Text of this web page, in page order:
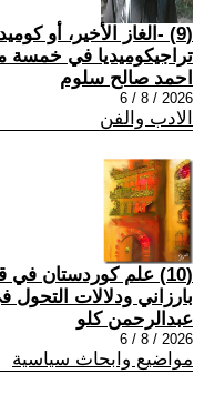
(9) -الغاز الأخير، أو
تراجيكوميديا في خمسة
احمد صالح سلوم
2026 / 8 / 6
الادب والفن
(10) علم كوردستان
بارزاني ودلالات التحول
عبدالرحمن كلو
2026 / 8 / 6
مواضيع وابحاث سياسية